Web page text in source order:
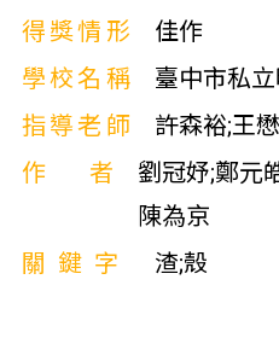
得獎情形
佳作
學校名稱
臺中市私
指導老師
許森裕;王
作者
劉冠妤;鄭元
陳為京
關鍵字
渣;殼